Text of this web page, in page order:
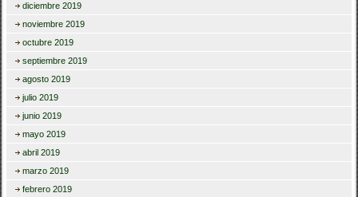
diciembre 2019
noviembre 2019
octubre 2019
septiembre 2019
agosto 2019
julio 2019
junio 2019
mayo 2019
abril 2019
marzo 2019
febrero 2019